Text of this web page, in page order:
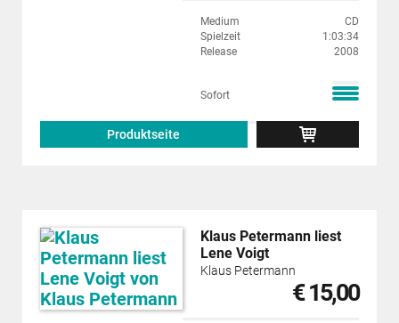
Medium
CD
Spielzeit
1:03:34
Release
2008
Sofort
Produktseite
Klaus Petermann liest
Lene Voigt
Klaus Petermann
€ 15,00